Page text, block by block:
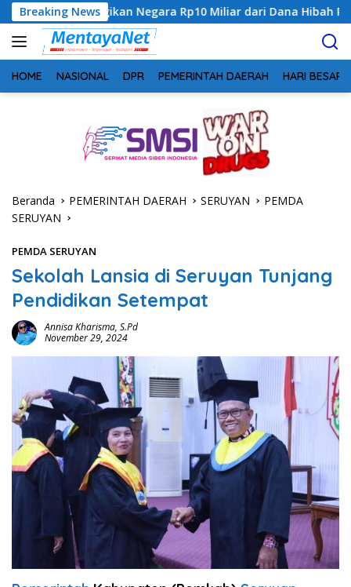
Langsung
ke
konten
Breaking News
Negara Rp10 Miliar dari Dana Hibah Rp40 Miliar
HOME NASIONAL DPR PEMERINTAH DAERAH HARI BESAR
Beranda PEMERINTAH DAERAH SERUYAN
PEMDA
SERUYAN
PEMDA SERUYAN
Sekolah Lansia di Seruyan Tunjang
Pendidikan Setempat
Annisa Kharisma, S.Pd
November 29, 2024